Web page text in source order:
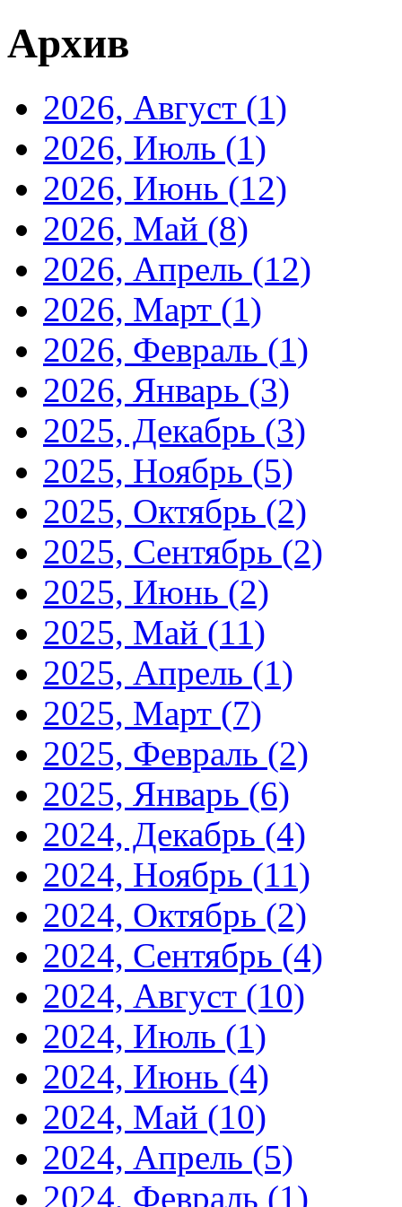
Архив
2026, Август (1)
2026, Июль (1)
2026, Июнь (12)
2026, Май (8)
2026, Апрель (12)
2026, Март (1)
2026, Февраль (1)
2026, Январь (3)
2025, Декабрь (3)
2025, Ноябрь (5)
2025, Октябрь (2)
2025, Сентябрь (2)
2025, Июнь (2)
2025, Май (11)
2025, Апрель (1)
2025, Март (7)
2025, Февраль (2)
2025, Январь (6)
2024, Декабрь (4)
2024, Ноябрь (11)
2024, Октябрь (2)
2024, Сентябрь (4)
2024, Август (10)
2024, Июль (1)
2024, Июнь (4)
2024, Май (10)
2024, Апрель (5)
2024, Февраль (1)